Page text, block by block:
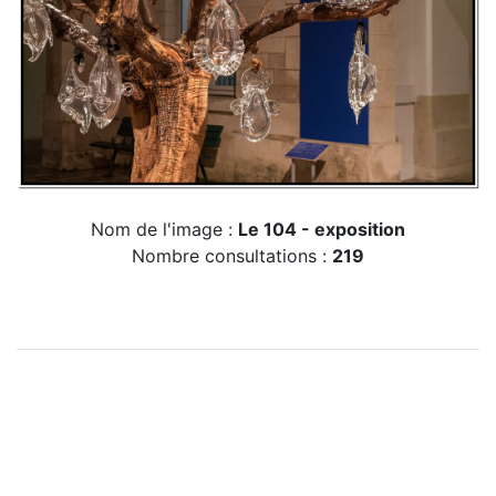
Nom de l'image : Le 104 - exposition
Nombre consultations : 219